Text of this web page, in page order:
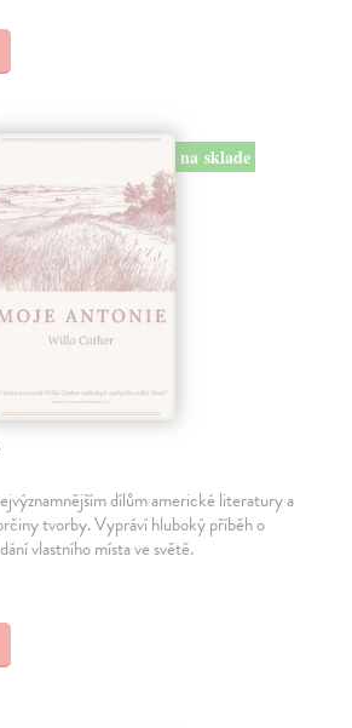
na sklade
dílům americké literatury a
tvorby. Vypráví hluboký příběh o
vlastního místa ve světě.